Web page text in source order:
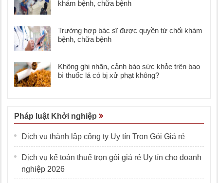
khám bệnh, chữa bệnh
Trường hợp bác sĩ được quyền từ chối khám
bệnh, chữa bệnh
Không ghi nhãn, cảnh báo sức khỏe trên bao
bì thuốc lá có bị xử phạt không?
Pháp luật Khởi nghiệp
Dịch vụ thành lập công ty Uy tín Trọn Gói Giá rẻ
Dịch vụ kế toán thuế trọn gói giá rẻ Uy tín cho doanh
nghiệp 2026